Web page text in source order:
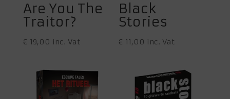
Are You The
Traitor?
€ 19,00 inc. Vat
Black
Stories
€ 11,00 inc. Vat